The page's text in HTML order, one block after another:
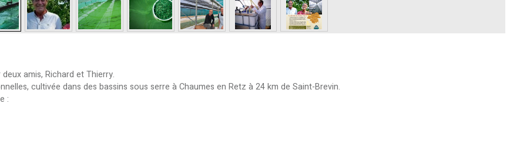
amis, Richard et Thierry.
cultivée dans des bassins sous serre à Chaumes en Retz à 24 km de Saint-Brevin.
: